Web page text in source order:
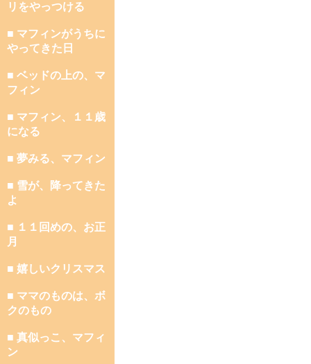
リをやっつける
■ マフィンがうちに
やってきた日
■ ベッドの上の、マ
フィン
■ マフィン、１１歳
になる
■ 夢みる、マフィン
■ 雪が、降ってきた
よ
■ １１回めの、お正
月
■ 嬉しいクリスマス
■ ママのものは、ボ
クのもの
■ 真似っこ、マフィ
ン